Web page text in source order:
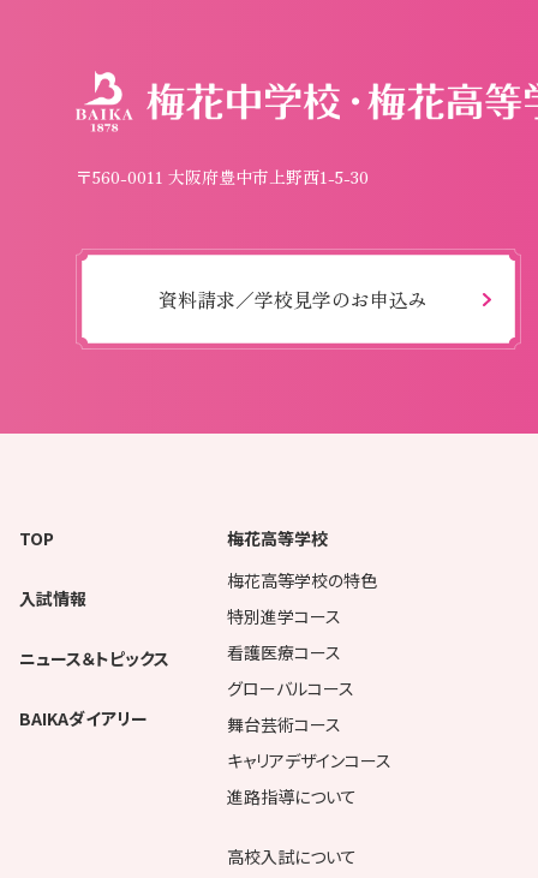
〒560-0011 大阪府豊中市上野西1-5-30
資料請求／学校見学のお申込み
TOP
入試情報
ニュース＆トピックス
BAIKAダイアリー
梅花高等学校
梅花高等学校の特色
特別進学コース
看護医療コース
グローバルコース
舞台芸術コース
キャリアデザインコース
進路指導について
高校入試について